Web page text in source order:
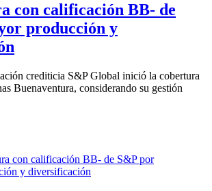
con calificación BB- de
producción y
crediticia S&P Global inició la cobertura
Buenaventura, considerando su gestión